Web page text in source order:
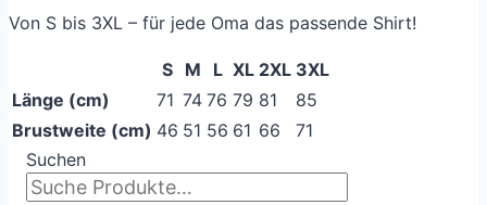
Von S bis 3XL – für jede Oma das passende Shirt!
S M L XL 2XL 3XL
Länge (cm)
71 74 76 79 81
85
Brustweite (cm) 46 51 56 61 66
71
Suchen